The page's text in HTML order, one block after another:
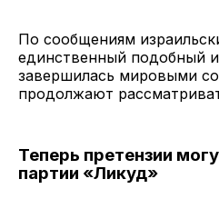
По сообщениям
единственный подобный
завершилась мировыми
продолжают
Теперь претензии
партии «Ликуд»